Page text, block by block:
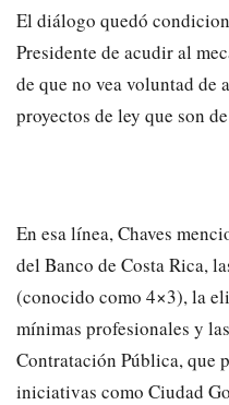
El diálogo quedó
Presidente de acudir al
de que no vea voluntad de
proyectos de ley que son
En esa línea, Chaves
del Banco de Costa Rica,
(conocido como 4×3), la
mínimas profesionales y
Contratación Pública, que
iniciativas como Ciudad